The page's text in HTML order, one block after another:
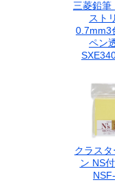
三菱鉛筆
スト
0.7mm3
ペン
クラス
ン NS